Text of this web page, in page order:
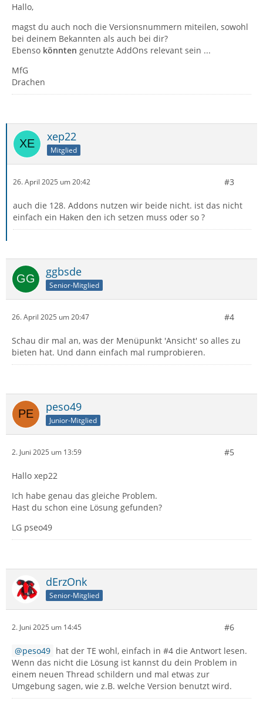
Hallo,
magst du auch noch die Versionsnummern miteilen, sowohl
bei deinem Bekannten als auch bei dir?
Ebenso könnten genutzte AddOns relevant sein ...
MfG
Drachen
xep22
Mitglied
26. April 2025 um 20:42 #3
auch die 128. Addons nutzen wir beide nicht. ist das nicht
einfach ein Haken den ich setzen muss oder so ?
ggbsde
Senior-Mitglied
26. April 2025 um 20:47 #4
Schau dir mal an, was der Menüpunkt 'Ansicht' so alles zu
bieten hat. Und dann einfach mal rumprobieren.
peso49
Junior-Mitglied
2. Juni 2025 um 13:59 #5
Hallo xep22
Ich habe genau das gleiche Problem.
Hast du schon eine Lösung gefunden?
LG pseo49
dErzOnk
Senior-Mitglied
2. Juni 2025 um 14:45 #6
peso49 hat der TE wohl, einfach in #4 die Antwort lesen.
Wenn das nicht die Lösung ist kannst du dein Problem in
einem neuen Thread schildern und mal etwas zur
Umgebung sagen, wie z.B. welche Version benutzt wird.